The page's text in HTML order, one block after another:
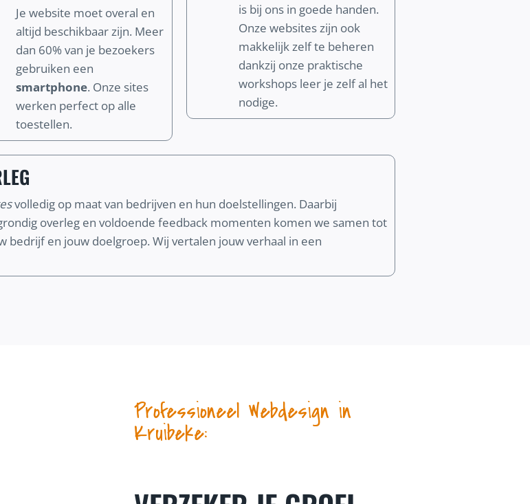
Je website moet overal en
altijd beschikbaar zijn. Meer
dan 60% van je bezoekers
gebruiken een
smartphone. Onze sites
werken perfect op alle
toestellen.
is bij ons in goede handen.
Onze websites zijn ook
makkelijk zelf te beheren
dankzij onze praktische
workshops leer je zelf al het
nodige.
volledig op maat van bedrijven en hun doelstellingen. Daarbij
overleg en voldoende feedback momenten komen we samen tot
bedrijf en jouw doelgroep. Wij vertalen jouw verhaal in een
Professioneel Webdesign in
Kruibeke: